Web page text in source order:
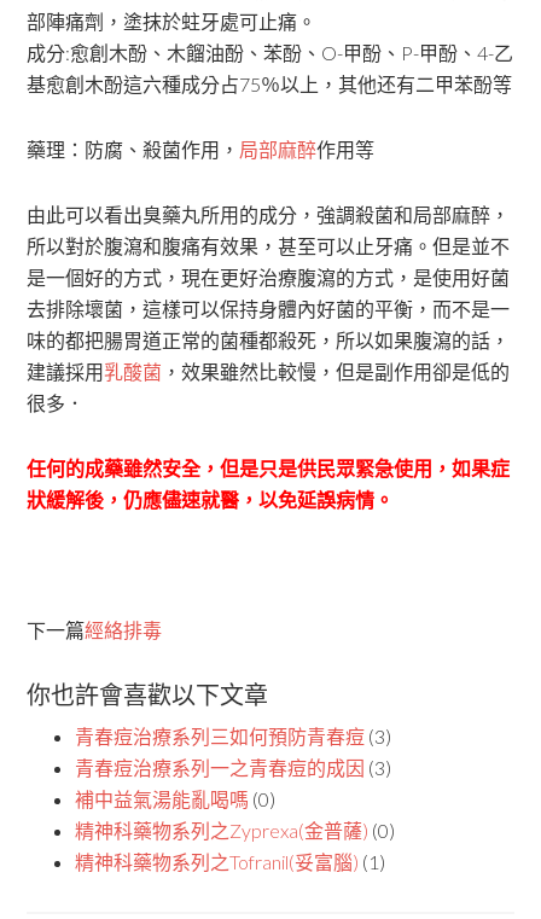
部陣痛劑，塗抹於蛀牙處可止痛。
成分:愈創木酚、木餾油酚、苯酚、O-甲酚、P-甲酚、4-乙
基愈創木酚這六種成分占75％以上，其他还有二甲苯酚等
藥理：防腐、殺菌作用， 局部麻醉作用等
由此可以看出臭藥丸所用的成分，強調殺菌和局部麻醉，
所以對於腹瀉和腹痛有效果，甚至可以止牙痛。但是並不
是一個好的方式，現在更好治療腹瀉的方式，是使用好菌
去排除壞菌，這樣可以保持身體內好菌的平衡，而不是一
味的都把腸胃道正常的菌種都殺死，所以如果腹瀉的話，
建議採用乳酸菌 ，效果雖然比較慢，但是副作用卻是低的
很多．
任何的成藥雖然安全，但是只是供民眾緊急使用，如果症
狀緩解後，仍應儘速就醫，以免延誤病情。
下一篇經絡排毒
你也許會喜歡以下文章
青春痘治療系列三如何預防青春痘 (3)
青春痘治療系列一之青春痘的成因 (3)
補中益氣湯能亂喝嗎 (0)
精神科藥物系列之Zyprexa(金普薩) (0)
精神科藥物系列之Tofranil(妥富腦) (1)